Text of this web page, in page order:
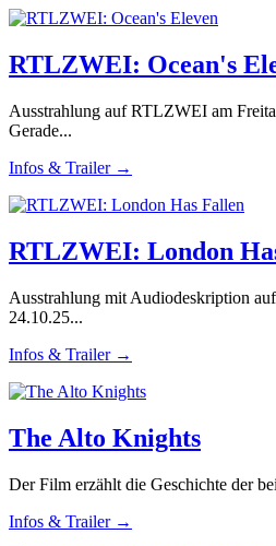
RTLZWEI: Ocean's
Ausstrahlung auf RTLZWEI am
Gerade...
Infos & Trailer →
RTLZWEI: London
Ausstrahlung mit Audiodeskription
24.10.25...
Infos & Trailer →
The Alto Knights
Der Film erzählt die Geschichte der
Infos & Trailer →